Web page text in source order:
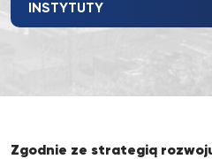
INSTYTUTY
Zgodnie ze strategią